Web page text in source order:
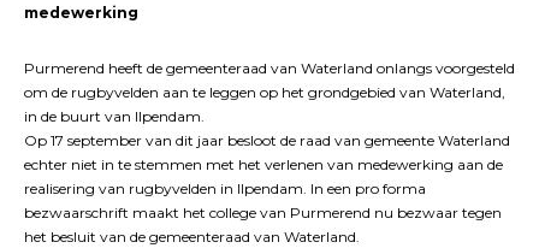
medewerking
Purmerend heeft de gemeenteraad van Waterland onlangs voorgesteld
om de rugbyvelden aan te leggen op het grondgebied van Waterland,
in de buurt van Ilpendam.
Op 17 september van dit jaar besloot de raad van gemeente Waterland
echter niet in te stemmen met het verlenen van medewerking aan de
realisering van rugbyvelden in Ilpendam. In een pro forma
bezwaarschrift maakt het college van Purmerend nu bezwaar tegen
het besluit van de gemeenteraad van Waterland.